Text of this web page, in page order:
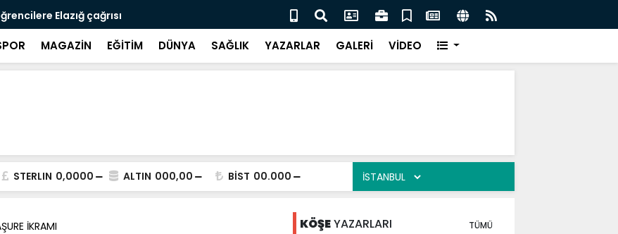
Elazığ çağrısı FIRAT ÜNİVERSİTESİ COP31 PROGRAMINDA YERİNİ ALDI
MAGAZİN EĞİTİM DÜNYA SAĞLIK YAZARLAR GALERİ VİDEO
STERLIN 0,0000 ALTIN 000,00 BİST 00.000
İKRAMI KÖŞEYAZARLARI TÜMÜ